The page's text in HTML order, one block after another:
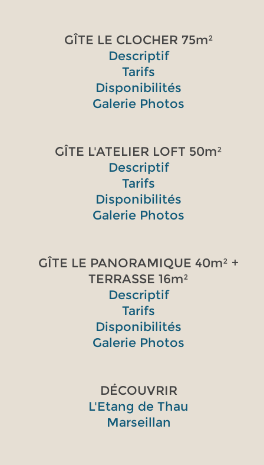
GÎTE LE CLOCHER 75m²
Descriptif
Tarifs
Disponibilités
Galerie Photos
GÎTE L'ATELIER LOFT 50m²
Descriptif
Tarifs
Disponibilités
Galerie Photos
GÎTE LE PANORAMIQUE 40m² +
TERRASSE 16m²
Descriptif
Tarifs
Disponibilités
Galerie Photos
DÉCOUVRIR
L'Etang de Thau
Marseillan